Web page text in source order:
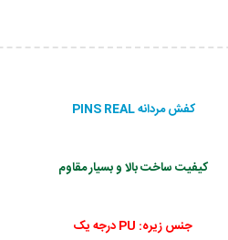
کفش مردانه PINS REAL
کیفیت ساخت بالا و بسیار مقاوم
جنس زیره: PU درجه یک